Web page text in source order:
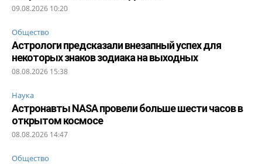
09.08.2026 10:20
Общество
Астрологи предсказали внезапный успех для
некоторых знаков зодиака на выходных
08.08.2026 15:38
Наука
Астронавты NASA провели больше шести часов в
открытом космосе
08.08.2026 14:47
Общество